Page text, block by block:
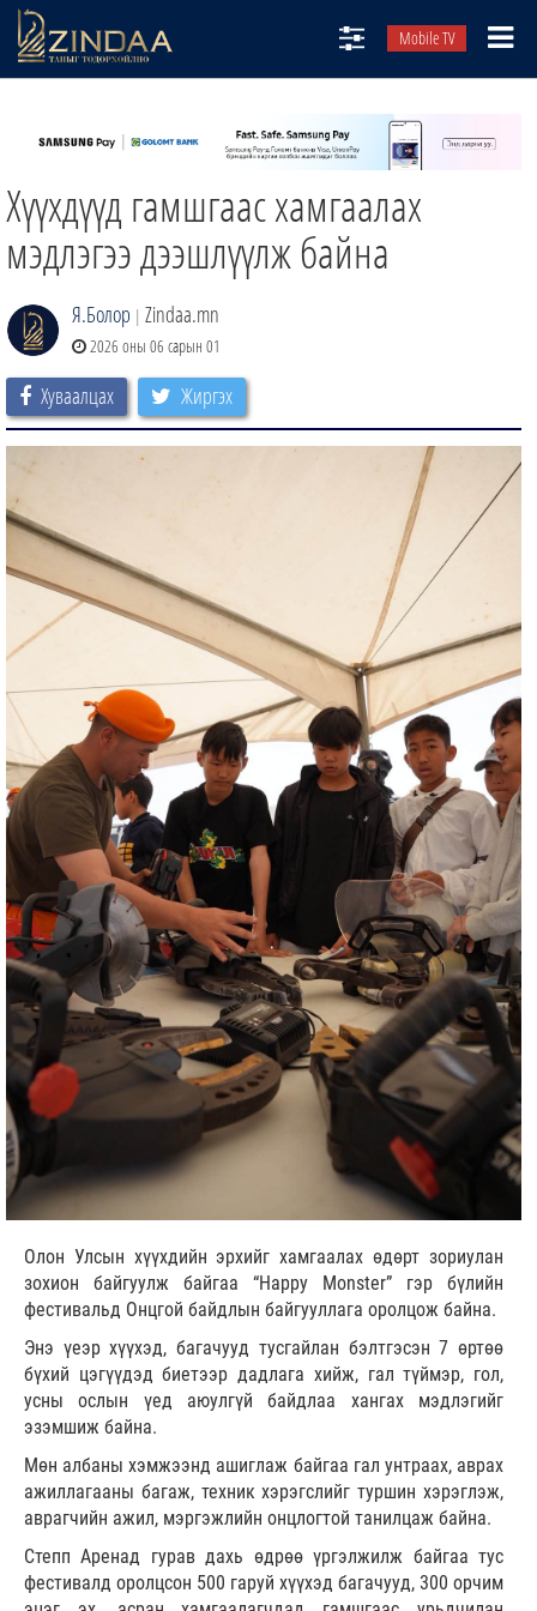
Mobile TV
ТВ8
ӨГЛӨӨНИЙ СОНИН
АУДИО ЗОХИОЛ
ЗИНДАА СЭТГҮҮЛ
Хүүхдүүд гамшгаас хамгаалах
мэдлэгээ дээшлүүлж байна
Я.Болор | Zindaa.mn
2026 оны 06 сарын 01
Хуваалцах Жиргэх
Олон Улсын хүүхдийн эрхийг хамгаалах өдөрт зориулан
зохион байгуулж байгаа “Happy Monster” гэр бүлийн
фестивальд Онцгой байдлын байгууллага оролцож байна.
Энэ үеэр хүүхэд, багачууд тусгайлан бэлтгэсэн 7 өртөө
бүхий цэгүүдэд биетээр дадлага хийж, гал түймэр, гол,
усны ослын үед аюулгүй байдлаа хангах мэдлэгийг
эзэмшиж байна.
Мөн албаны хэмжээнд ашиглаж байгаа гал унтраах, аврах
ажиллагааны багаж, техник хэрэгслийг туршин хэрэглэж,
аврагчийн ажил, мэргэжлийн онцлогтой танилцаж байна.
Степп Аренад гурав дахь өдрөө үргэлжилж байгаа тус
фестивалд оролцсон 500 гаруй хүүхэд багачууд, 300 орчим